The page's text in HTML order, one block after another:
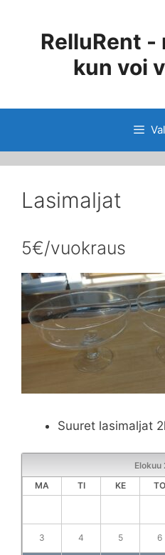
RelluRent -
kun voi
Lasimaljat
5€/vuokraus
Suuret lasimaljat
Elokuu
MA
TI KE TO
3 4 5 6